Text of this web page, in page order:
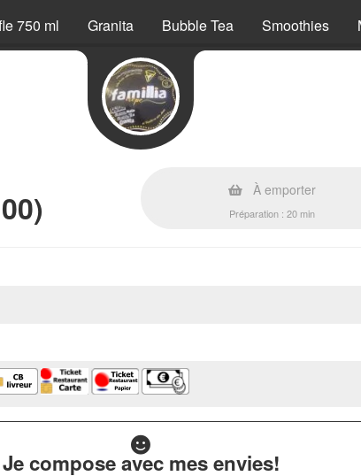
750 ml Granita Bubble Tea Smoothies
À emporter
Préparation : 20 min
Je compose avec mes envies!